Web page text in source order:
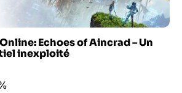
Echoes of Aincrad – Un
inexploité